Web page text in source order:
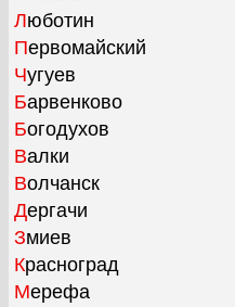
Люботин
Первомайский
Чугуев
Барвенково
Богодухов
Валки
Волчанск
Дергачи
Змиев
Красноград
Мерефа